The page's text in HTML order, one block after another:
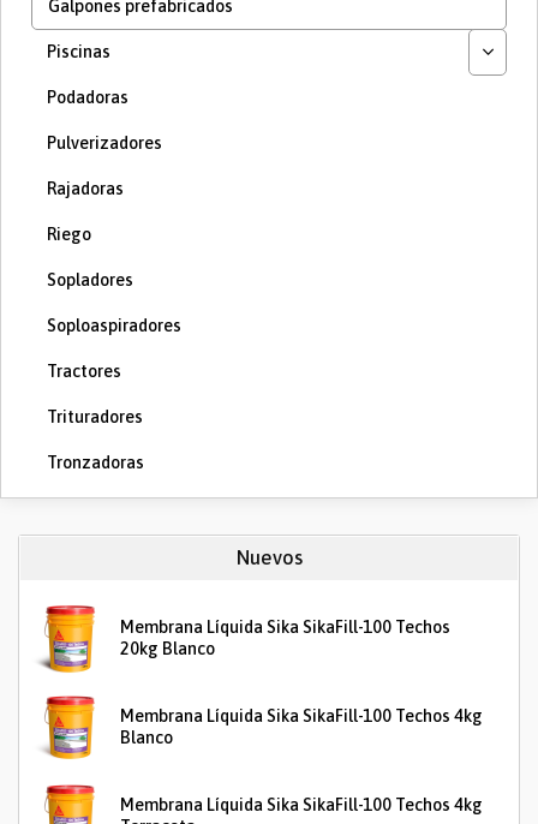
Galpones prefabricados
Piscinas
Podadoras
Pulverizadores
Rajadoras
Riego
Sopladores
Soploaspiradores
Tractores
Trituradores
Tronzadoras
Nuevos
Membrana Líquida Sika SikaFill-100 Techos
20kg Blanco
Membrana Líquida Sika SikaFill-100 Techos 4kg
Blanco
Membrana Líquida Sika SikaFill-100 Techos 4kg